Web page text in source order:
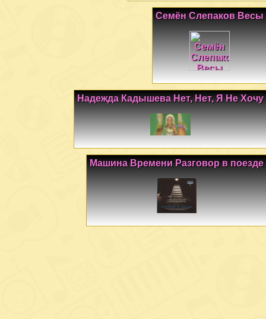
Семён Слепаков Весы
Надежда Кадышева Нет, Нет, Я Не Хочу
Машина Времени Разговор в поезде